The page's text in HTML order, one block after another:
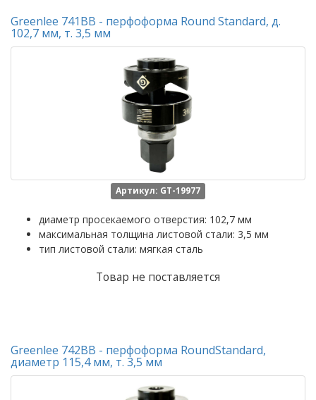
Greenlee 741BB - перфоформа Round Standard, д.
102,7 мм, т. 3,5 мм
Артикул: GT-19977
диаметр просекаемого отверстия: 102,7 мм
максимальная толщина листовой стали: 3,5 мм
тип листовой стали: мягкая сталь
Товар не поставляется
Greenlee 742BB - перфоформа RoundStandard,
диаметр 115,4 мм, т. 3,5 мм